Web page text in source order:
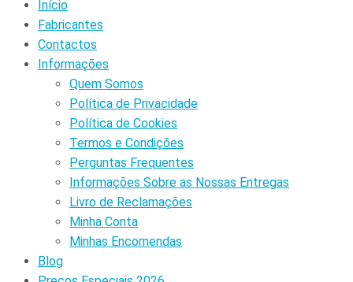
Início
Fabricantes
Contactos
Informações
Quem Somos
Política de Privacidade
Política de Cookies
Termos e Condições
Perguntas Frequentes
Informações Sobre as Nossas Entregas
Livro de Reclamações
Minha Conta
Minhas Encomendas
Blog